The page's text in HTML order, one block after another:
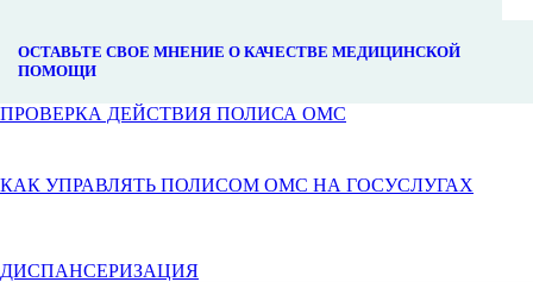
ОСТАВЬТЕ СВОЕ МНЕНИЕ О КАЧЕСТВЕ МЕДИЦИНСКОЙ
ПОМОЩИ
ПРОВЕРКА ДЕЙСТВИЯ ПОЛИСА ОМС
КАК УПРАВЛЯТЬ ПОЛИСОМ ОМС НА ГОСУСЛУГАХ
ДИСПАНСЕРИЗАЦИЯ